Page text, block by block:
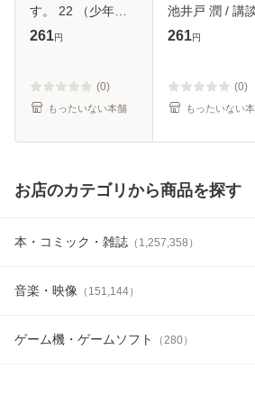
す。 22 （少年サ
ンデーコミック
ク]【メール便送料
無料】
261円
(0)
もったいない本舗
池井戸 潤 / 講談
[文庫]【メール
261円
(0)
もったいない
お店のカテゴリから商品を探す
本・コミック・雑誌 （ 1,257,358 ）
音楽・映像 （ 151,144）
ゲーム機・ゲームソフト （280）